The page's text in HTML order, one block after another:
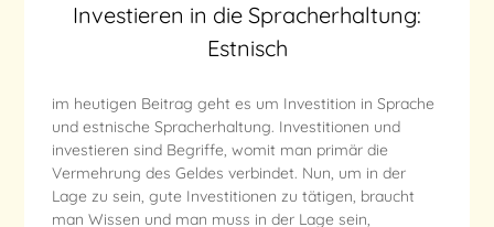
Investieren in die Spracherhaltung:
Estnisch
im heutigen Beitrag geht es um Investition in Sprache
und estnische Spracherhaltung. Investitionen und
investieren sind Begriffe, womit man primär die
Vermehrung des Geldes verbindet. Nun, um in der
Lage zu sein, gute Investitionen zu tätigen, braucht
man Wissen und man muss in der Lage sein,